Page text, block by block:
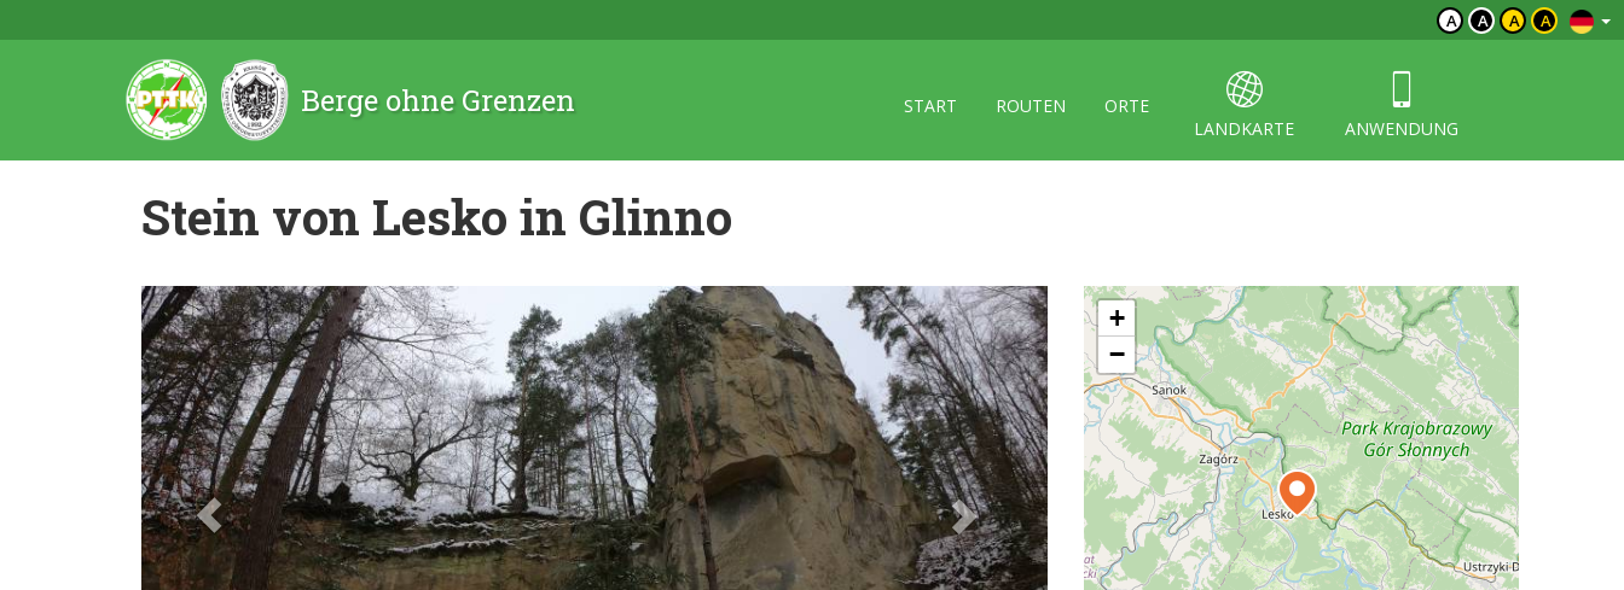
A A A A
Berge ohne Grenzen START ROUTEN
ORTE
LANDKARTE
ANWENDUNG
Stein von Lesko in Glinno
+
−